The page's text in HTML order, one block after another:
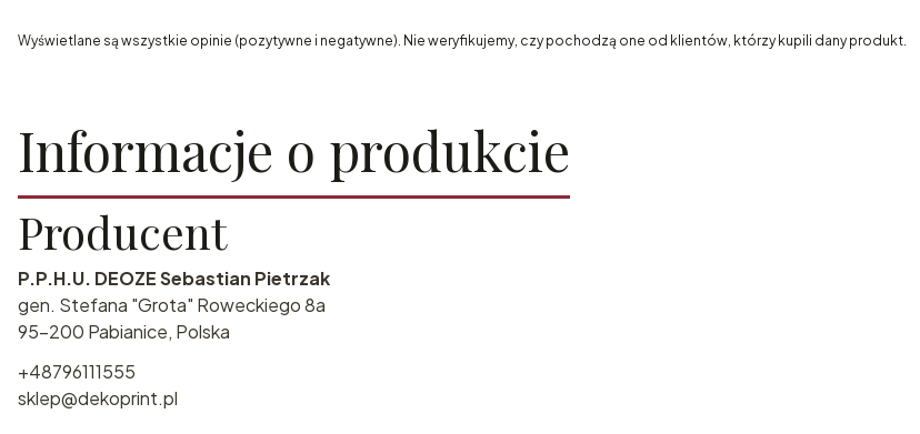
Wyświetlane są wszystkie opinie (pozytywne i negatywne). Nie weryfikujemy, czy pochodzą one od klientów, którzy kupili dany produkt.
Informacje o produkcie
Producent
P.P.H.U. DEOZE Sebastian Pietrzak
gen. Stefana "Grota" Roweckiego 8a
95-200 Pabianice, Polska
+48796111555
sklep@dekoprint.pl